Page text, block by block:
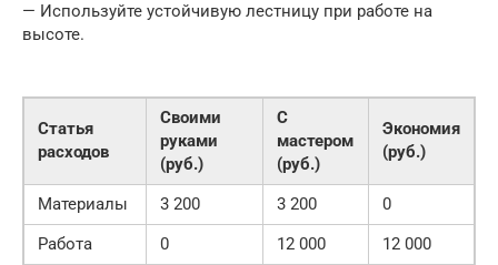
— Используйте устойчивую лестницу при работе на
высоте.
Статья
расходов
Своими
руками
(руб.)
С
мастером
(руб.)
Экономия
(руб.)
Материалы 3 200 3 200
0
Работа
0 12 000
12 000